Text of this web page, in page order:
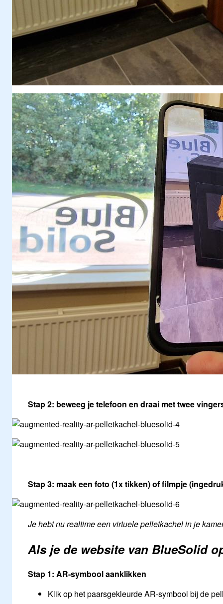
Stap 2: beweeg je telefoon en draai met twee
Stap 3: maak een foto (1x tikken) of filmpje
Je hebt nu realtime een virtuele pelletkachel in je
Als je de website van BlueSolid
Stap 1: AR-symbool aanklikken
Klik op het paarsgekleurde AR-symbool bij de